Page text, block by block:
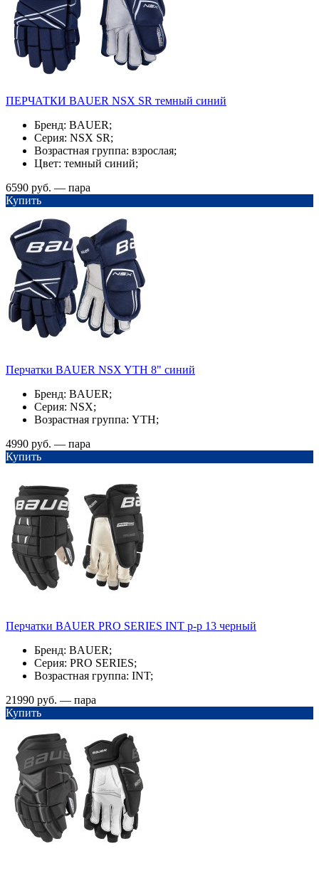
ПЕРЧАТКИ BAUER NSX SR темный синий
Бренд: BAUER;
Серия: NSX SR;
Возрастная группа: взрослая;
Цвет: темный синий;
6590 руб. — пара
Купить
Перчатки BAUER NSX YTH 8" синий
Бренд: BAUER;
Серия: NSX;
Возрастная группа: YTH;
4990 руб. — пара
Купить
Перчатки BAUER PRO SERIES INT р-р 13 черный
Бренд: BAUER;
Серия: PRO SERIES;
Возрастная группа: INT;
21990 руб. — пара
Купить